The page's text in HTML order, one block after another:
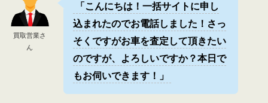
買取営業さ
ん
「こんにちは！一括サイトに申し
込まれたのでお電話しました！さっ
そくですがお車を査定して頂きたい
のですが、よろしいですか？本日で
もお伺いできます！」